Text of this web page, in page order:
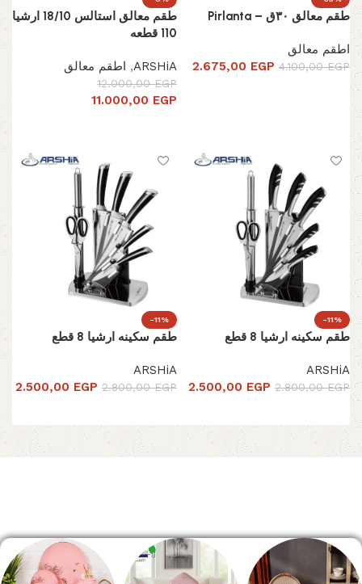
طقم معالق ٣٠ق – Pirlanta
اطقم معالق
4.100,00EGP
2.675,00 EGP
طقم معالق استالس 18/10 ارشيا
110 قطعه
ARSHiA
, اطقم معالق
12.000,00EGP
11.000,00 EGP
-11%
طقم سكينه ارشيا 8 قطع
ARSHiA
2.800,00EGP
2.500,00 EGP
-11%
طقم سكينه ارشيا 8 قطع
ARSHiA
2.800,00EGP
2.500,00 EGP